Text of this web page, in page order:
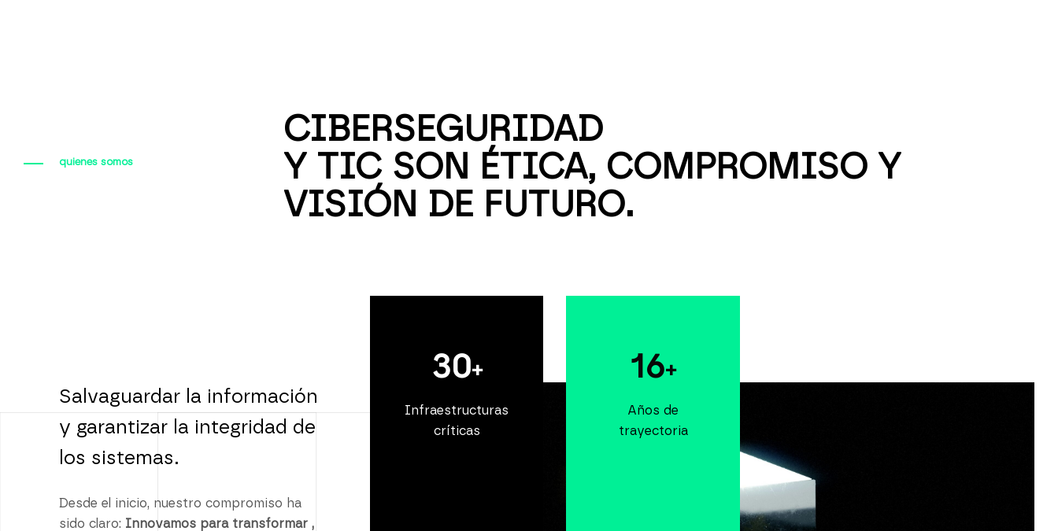
quienes somos
CIBERSEGURIDAD
Y TIC SON ÉTICA, COMPROMISO Y
VISIÓN DE FUTURO.
Salvaguardar la información
y garantizar la integridad de
los sistemas.
Desde el inicio, nuestro compromiso ha
sido claro: Innovamos para transformar ,
30+
Infraestructuras
críticas
16+
Años de
trayectoria